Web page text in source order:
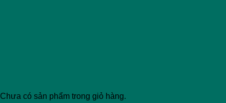
Chưa có sản phẩm trong giỏ hàng.